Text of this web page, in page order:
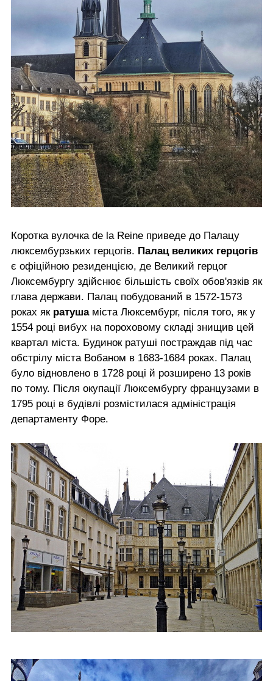
Коротка вулочка de la Reine приведе до Палацу
люксембурзьких герцогів. Палац великих герцогів
є офіційною резиденцією, де Великий герцог
Люксембургу здійснює більшість своїх обов'язків як
глава держави. Палац побудований в 1572-1573
роках як ратуша міста Люксембург, після того, як у
1554 році вибух на пороховому складі знищив цей
квартал міста. Будинок ратуші постраждав під час
обстрілу міста Вобаном в 1683-1684 роках. Палац
було відновлено в 1728 році й розширено 13 років
по тому. Після окупації Люксембургу французами в
1795 році в будівлі розмістилася адміністрація
департаменту Форе.